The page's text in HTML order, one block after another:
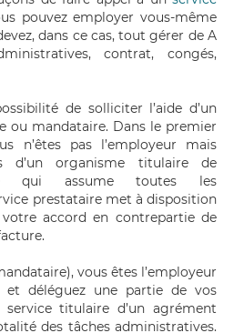
pouvez employer vous-même
dans ce cas, tout gérer de A
contrat, congés,
de solliciter l’aide d’un
ou mandataire. Dans le premier
n’êtes pas l’employeur mais
d’un organisme titulaire de
qui assume toutes les
prestataire met à disposition
votre accord en contrepartie de
vous êtes l’employeur
et déléguez une partie de vos
titulaire d’un agrément
des tâches administratives.